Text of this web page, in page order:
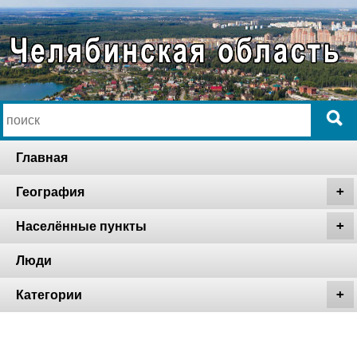
Главная
География
Населённые пункты
Люди
Категории